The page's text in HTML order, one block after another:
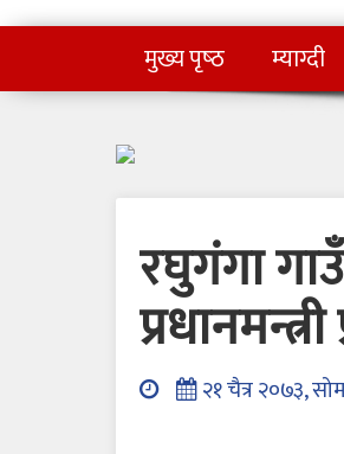
मुख्य पृष्‍ठ म्याग्दी
रघुगंगा
२१ चैत्र २०७३,